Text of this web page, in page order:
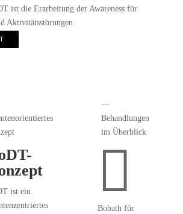
ist die Erarbeitung der Awareness für
Aktivitätsstörungen.
ist ein
—
Behandlungen
im Überblick

Bobath für